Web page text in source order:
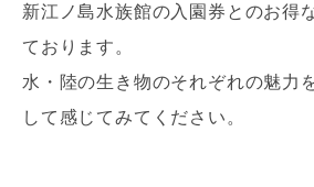
新江ノ島水族館の入園券とのお得
ております。
水・陸の生き物のそれぞれの魅力
して感じてみてください。